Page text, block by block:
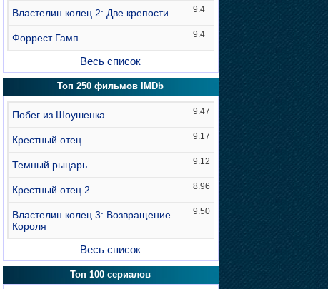
Властелин колец 2: Две крепости 9.4
Форрест Гамп 9.4
Весь список
Топ 250 фильмов IMDb
Побег из Шоушенка 9.47
Крестный отец 9.17
Темный рыцарь 9.12
Крестный отец 2 8.96
Властелин колец 3: Возвращение
Короля
9.50
Весь список
Топ 100 сериалов